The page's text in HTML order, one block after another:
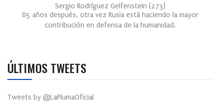
Sergio Rodríguez Gelfenstein (273)
85 años después, otra vez Rusia está haciendo la mayor
contribución en defensa de la humanidad.
ÚLTIMOS TWEETS
Tweets by @LaPlumaOficial